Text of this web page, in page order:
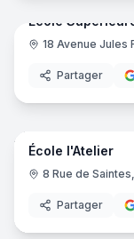
Ecole
18 Avenue
Partager
École l'Atelier
8 Rue de
Partager